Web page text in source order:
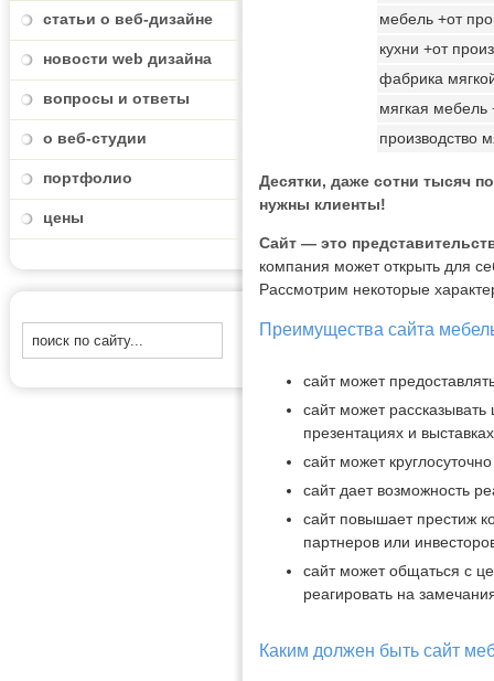
статьи о веб-дизайне
новости web дизайна
вопросы и ответы
о веб-студии
портфолио
цены
мебель +от
кухни +от
фабрика
мягкая мебель
производство
Десятки, даже сотни тысяч
нужны клиенты!
Сайт — это
компания может открыть для
Рассмотрим некоторые
Преимущества сайта
сайт может
сайт может
презентациях и
сайт может
сайт дает возможность
сайт повышает престиж
партнеров или
сайт может общаться с
реагировать на
Каким должен быть сайт